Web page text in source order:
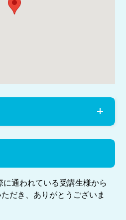
通われている受講生様から
だき、ありがとうございま